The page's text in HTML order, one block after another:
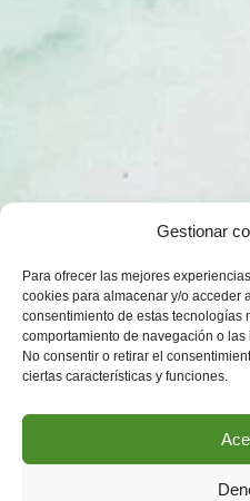
Gestionar
Para ofrecer las mejores
cookies para almacenar y/o acceder
consentimiento de estas tecnologías
comportamiento de navegación o
No consentir o retirar el
ciertas características y funciones.